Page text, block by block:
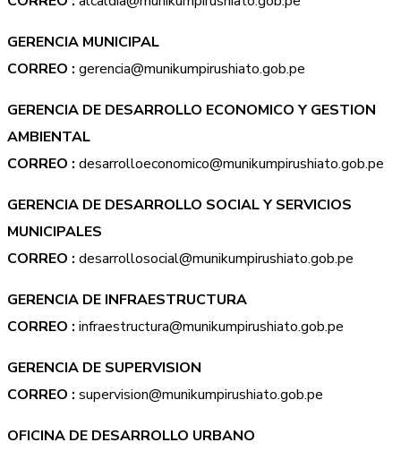
GERENCIA MUNICIPAL
CORREO : gerencia@munikumpirushiato.gob.pe
GERENCIA DE DESARROLLO ECONOMICO Y GESTION
AMBIENTAL
CORREO : desarrolloeconomico@munikumpirushiato.gob.pe
GERENCIA DE DESARROLLO SOCIAL Y SERVICIOS
MUNICIPALES
CORREO : desarrollosocial@munikumpirushiato.gob.pe
GERENCIA DE INFRAESTRUCTURA
CORREO : infraestructura@munikumpirushiato.gob.pe
GERENCIA DE SUPERVISION
CORREO : supervision@munikumpirushiato.gob.pe
OFICINA DE DESARROLLO URBANO